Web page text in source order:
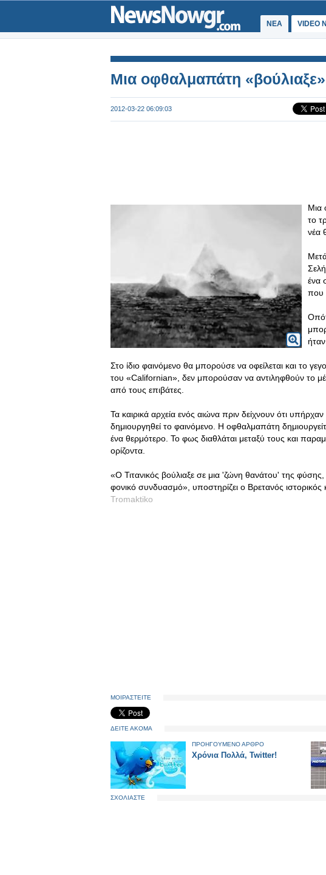
ΝΕΑ VIDEO
Μια οφθαλμαπάτη «βούλιαξε»
2012-03-22 06:09:03
Μια
το
νέα
ένα
που
Στο ίδιο φαινόμενο θα μπορούσε να οφείλεται και το
του «Californian», δεν μπορούσαν να αντιληφθούν το
από τους επιβάτες.
Τα καιρικά αρχεία ενός αιώνα πριν δείχνουν ότι
δημιουργηθεί το φαινόμενο. Η οφθαλμαπάτη
ένα θερμότερο. Το φως διαθλάται μεταξύ τους και
ορίζοντα.
«Ο Τιτανικός βούλιαξε σε μια 'ζώνη θανάτου' της
φονικό συνδυασμό», υποστηρίζει ο Βρετανός ιστορικός
Tromaktiko
ΜΟΙΡΑΣΤΕΙΤΕ
ΔΕΙΤΕ ΑΚΟΜΑ
ΠΡΟΗΓΟΥΜΕΝΟ ΑΡΘΡΟ
Χρόνια Πολλά, Twitter!
ΣΧΟΛΙΑΣΤΕ